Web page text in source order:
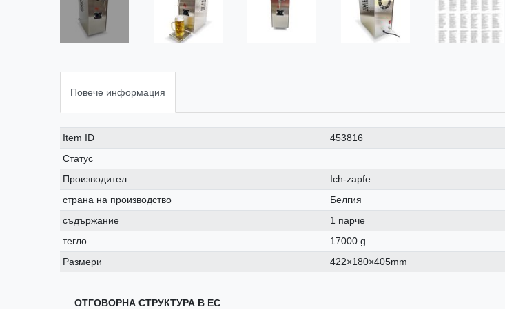
Повече информация
Ceres::Template.singleItemTechnicalDataAttribute
Ceres::Template.singleItemTechnicalDataValue
Item ID
453816
Статус
Производител
Ich-zapfe
страна на производство
Белгия
съдържание
1 парче
тегло
17000 g
Размери
422×180×405mm
ОТГОВОРНА СТРУКТУРА В ЕС